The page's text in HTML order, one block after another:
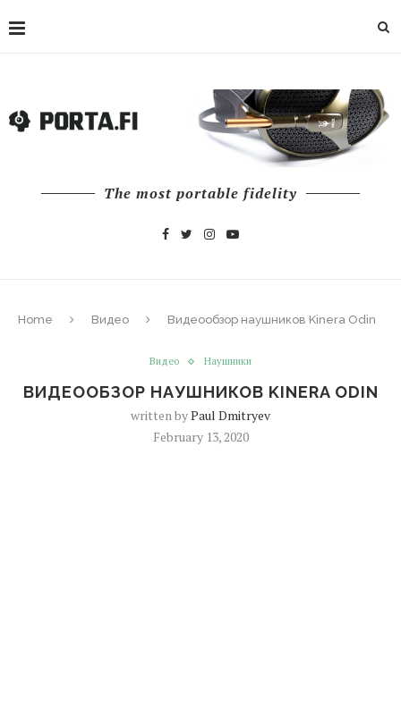
The most portable fidelity
Home Видео Видеообзор наушников Kinera Odin
Видео Наушники
ВИДЕООБЗОР НАУШНИКОВ KINERA ODIN
written byPaul Dmitryev
February 13, 2020